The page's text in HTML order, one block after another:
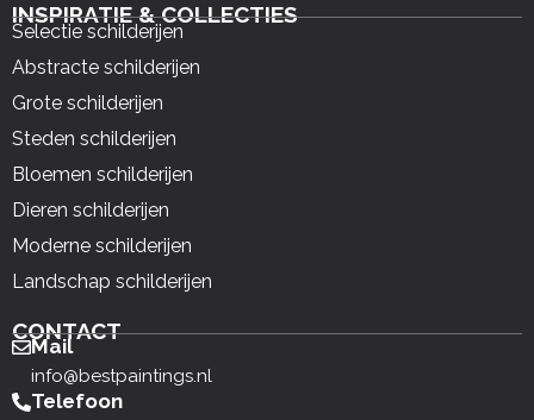
INSPIRATIE & COLLECTIES
Selectie schilderijen
Abstracte schilderijen
Grote schilderijen
Steden schilderijen
Bloemen schilderijen
Dieren schilderijen
Moderne schilderijen
Landschap schilderijen
CONTACT
Mail
info@bestpaintings.nl
Telefoon